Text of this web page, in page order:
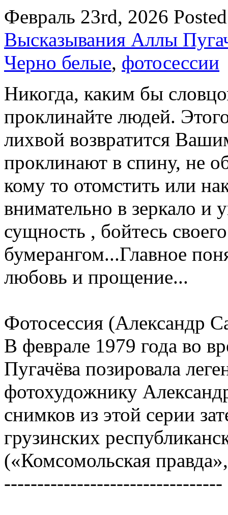
Февраль 23rd, 2026
Высказывания Аллы
Черно белые, фотосессии
Никогда, каким бы
проклинайте людей.
лихвой возвратится
проклинают в спину, не
кому то отомстить или
внимательно в зеркало
сущность , бойтесь
бумерангом...Главное
любовь и прощение...
Фотосессия (Александр
В феврале 1979 года во
Пугачёва позировала
фотохудожнику
снимков из этой серии
грузинских
(«Комсомольская
---------------------------------